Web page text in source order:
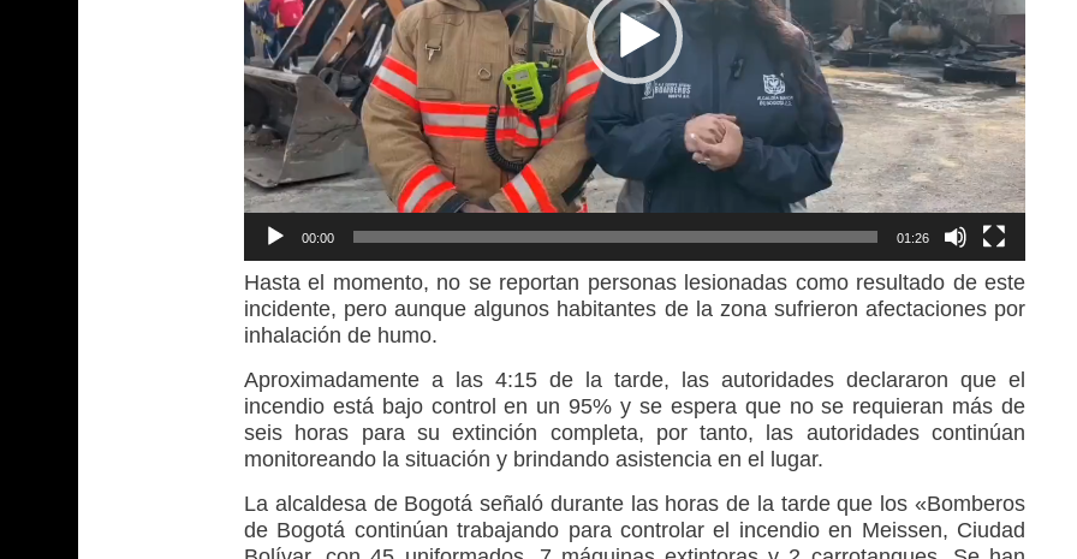
00:00 01:26
Hasta el momento, no se reportan personas lesionadas como resultado de este
incidente, pero aunque algunos habitantes de la zona sufrieron afectaciones por
inhalación de humo.
Aproximadamente a las 4:15 de la tarde, las autoridades declararon que el
incendio está bajo control en un 95% y se espera que no se requieran más de
seis horas para su extinción completa, por tanto, las autoridades continúan
monitoreando la situación y brindando asistencia en el lugar.
La alcaldesa de Bogotá señaló durante las horas de la tarde que los «Bomberos
de Bogotá continúan trabajando para controlar el incendio en Meissen, Ciudad